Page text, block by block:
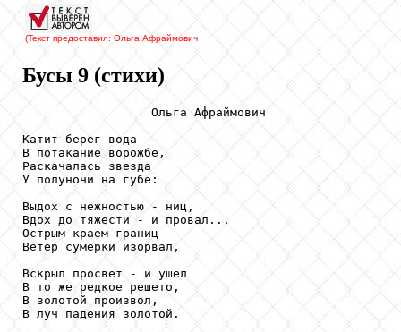
(Текст предоставил: Ольга Афраймович
Бусы 9 (стихи)
                  Ольга Афраймович
Катит берег вода
В потакание ворожбе,
Раскачалась звезда
У полуночи на губе:
Выдох с нежностью - ниц,
Вдох до тяжести - и провал...
Острым краем границ
Ветер сумерки изорвал,
Вскрыл просвет - и ушел
В то же редкое решето,
В золотой произвол,
В луч падения золотой.